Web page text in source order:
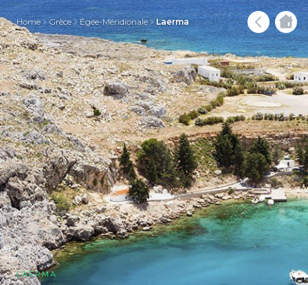
Home Grèce Égée-Méridionale Laerma
LAERMA